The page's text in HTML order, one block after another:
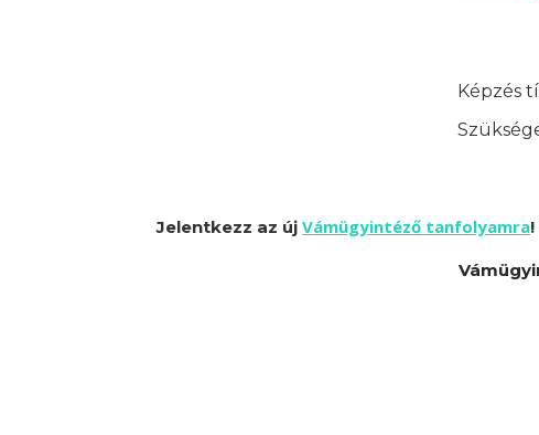
Képzés
Jelentkezz az új Vámügyintéző tanfolyamra